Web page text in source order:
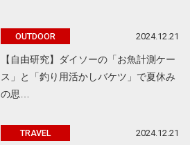
OUTDOOR 2024.12.21
【自由研究】ダイソーの「お魚計測ケー
ス」と「釣り用活かしバケツ」で夏休み
の思…
TRAVEL 2024.12.21